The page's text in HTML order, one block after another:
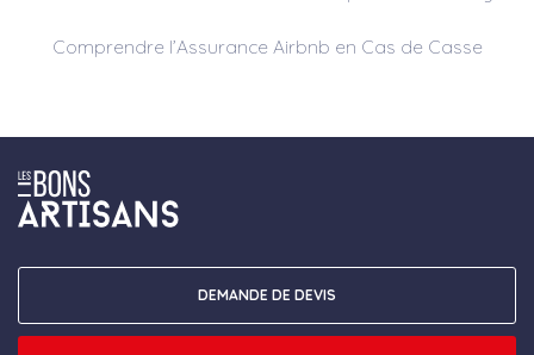
Comprendre l’Assurance Airbnb en Cas de Casse
DEMANDE DE DEVIS